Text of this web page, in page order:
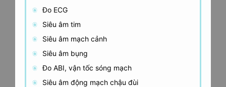
Đo ECG
Siêu âm tim
Siêu âm mạch cảnh
Siêu âm bụng
Đo ABI, vận tốc sóng mạch
Siêu âm động mạch chậu đùi